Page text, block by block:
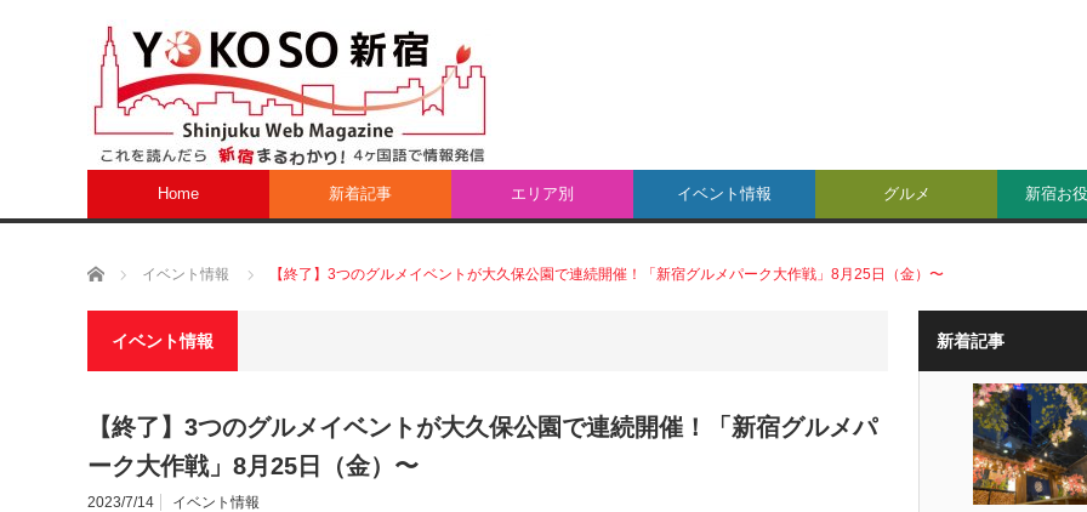
Home 新着記事 エリア別 イベント情報 グルメ 新宿お
ホーム イベント情報 【終了】3つのグルメイベントが大久保公園で連続開催！「新宿グルメパーク大作戦」8月25日（金）〜
イベント情報
【終了】3つのグルメイベントが大久保公園で連続開催！「新宿グルメパ
ーク大作戦」8月25日（金）〜
2023/7/14 イベント情報
新着記事